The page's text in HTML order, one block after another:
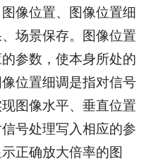
像位置、图像位置细
场景保存。图像位置
参数，使本身所处的
位置细调是指对信号
图像水平、垂直位置
号处理写入相应的参
正确放大倍率的图